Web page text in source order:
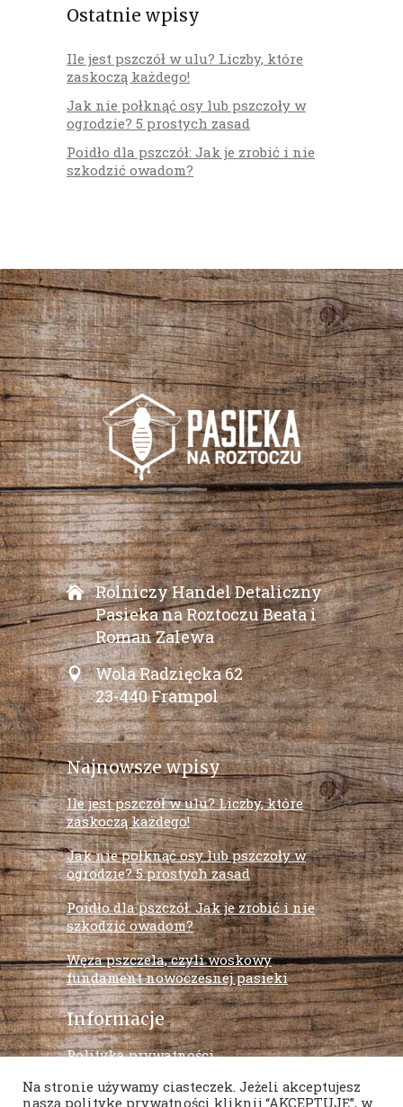
Ostatnie wpisy
Ile jest pszczół w ulu? Liczby, które
zaskoczą każdego!
Jak nie połknąć osy lub pszczoły w
ogrodzie? 5 prostych zasad
Poidło dla pszczół: Jak je zrobić i nie
szkodzić owadom?
Rolniczy Handel Detaliczny
Pasieka na Roztoczu Beata i
Roman Zalewa
Wola Radzięcka 62
23-440 Frampol
Najnowsze wpisy
Ile jest pszczół w ulu? Liczby, które
zaskoczą każdego!
Jak nie połknąć osy lub pszczoły w
ogrodzie? 5 prostych zasad
Poidło dla pszczół: Jak je zrobić i nie
szkodzić owadom?
Węza pszczela, czyli woskowy
fundament nowoczesnej pasieki
Informacje
Polityka prywatności
Regulamin sklepu
Na stronie używamy ciasteczek. Jeżeli akceptujesz
naszą politykę prywatności kliknij “AKCEPTUJĘ”, w